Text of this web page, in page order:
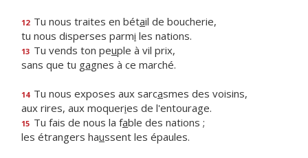
12 Tu nous traites en bétail de boucherie,
tu nous disperses parmi les nations.
13 Tu vends ton peuple à vil prix,
sans que tu gagnes à ce marché.
14 Tu nous exposes aux sarcasmes des voisins,
aux rires, aux moqueries de l'entourage.
15 Tu fais de nous la fable des nations ;
les étrangers haussent les épaules.